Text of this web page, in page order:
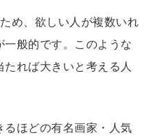
め、欲しい人が複数いれ
般的です。このような
れば大きいと考える人
るほどの有名画家・人気